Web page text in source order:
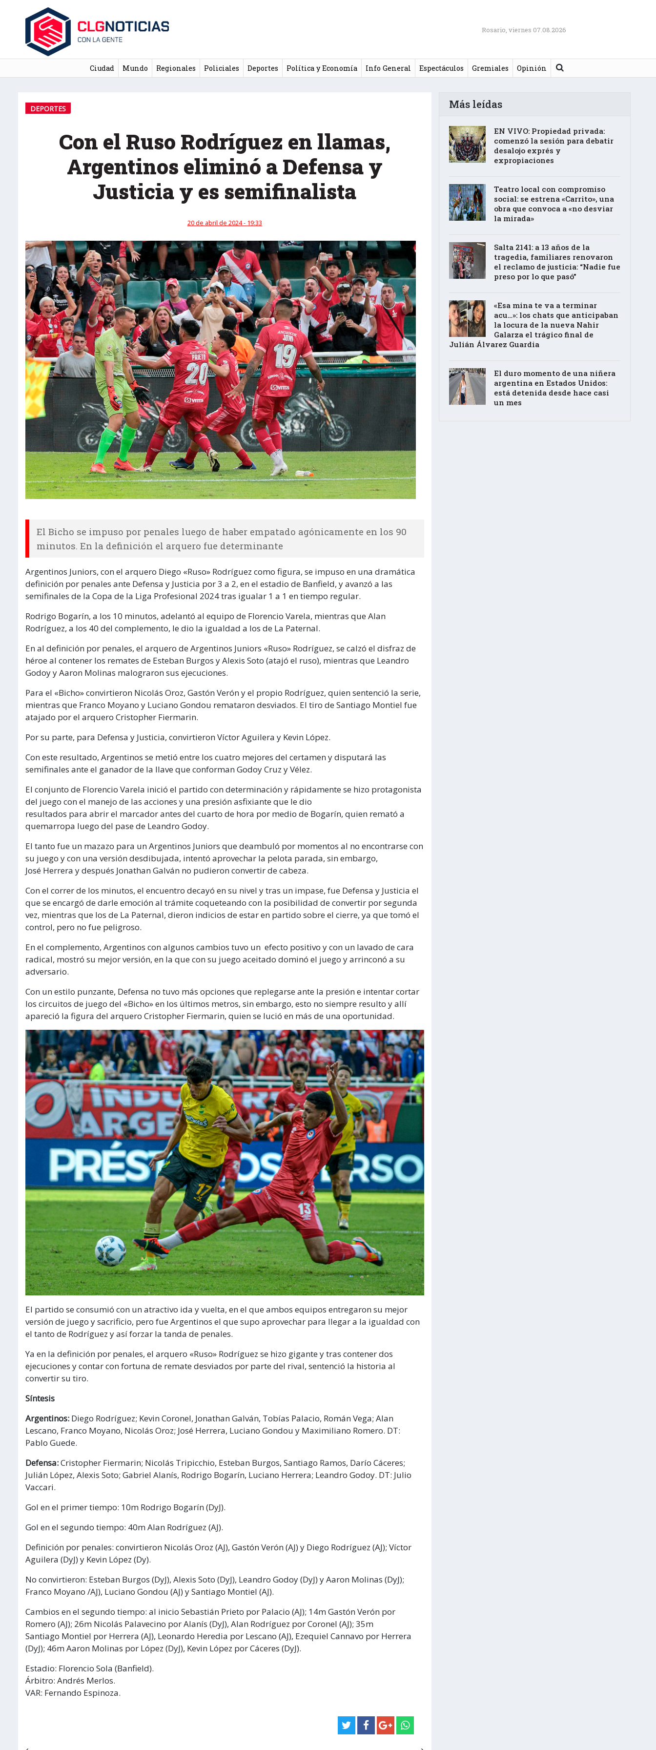
Rosario, viernes 07.08.2026
Ciudad Mundo Regionales Policiales Deportes Política y Economía Info General Espectáculos Gremiales Opinión Buscar
DEPORTES
Con el Ruso Rodríguez en llamas,
Argentinos eliminó a Defensa y
Justicia y es semifinalista
20 de abril de 2024 - 19:33
El Bicho se impuso por penales luego de haber empatado agónicamente en los 90
minutos. En la definición el arquero fue determinante
Argentinos Juniors, con el arquero Diego «Ruso» Rodríguez como figura, se impuso en una dramática
definición por penales ante Defensa y Justicia por 3 a 2, en el estadio de Banfield, y avanzó a las
semifinales de la Copa de la Liga Profesional 2024 tras igualar 1 a 1 en tiempo regular.
Rodrigo Bogarín, a los 10 minutos, adelantó al equipo de Florencio Varela, mientras que Alan
Rodríguez, a los 40 del complemento, le dio la igualdad a los de La Paternal.
En al definición por penales, el arquero de Argentinos Juniors «Ruso» Rodríguez, se calzó el disfraz de
héroe al contener los remates de Esteban Burgos y Alexis Soto (atajó el ruso), mientras que Leandro
Godoy y Aaron Molinas malograron sus ejecuciones.
Para el «Bicho» convirtieron Nicolás Oroz, Gastón Verón y el propio Rodríguez, quien sentenció la serie,
mientras que Franco Moyano y Luciano Gondou remataron desviados. El tiro de Santiago Montiel fue
atajado por el arquero Cristopher Fiermarin.
Por su parte, para Defensa y Justicia, convirtieron Víctor Aguilera y Kevin López.
Con este resultado, Argentinos se metió entre los cuatro mejores del certamen y disputará las
semifinales ante el ganador de la llave que conforman Godoy Cruz y Vélez.
El conjunto de Florencio Varela inició el partido con determinación y rápidamente se hizo protagonista
del juego con el manejo de las acciones y una presión asfixiante que le dio
resultados para abrir el marcador antes del cuarto de hora por medio de Bogarín, quien remató a
quemarropa luego del pase de Leandro Godoy.
El tanto fue un mazazo para un Argentinos Juniors que deambuló por momentos al no encontrarse con
su juego y con una versión desdibujada, intentó aprovechar la pelota parada, sin embargo,
José Herrera y después Jonathan Galván no pudieron convertir de cabeza.
Con el correr de los minutos, el encuentro decayó en su nivel y tras un impase, fue Defensa y Justicia el
que se encargó de darle emoción al trámite coqueteando con la posibilidad de convertir por segunda
vez, mientras que los de La Paternal, dieron indicios de estar en partido sobre el cierre, ya que tomó el
control, pero no fue peligroso.
En el complemento, Argentinos con algunos cambios tuvo un efecto positivo y con un lavado de cara
radical, mostró su mejor versión, en la que con su juego aceitado dominó el juego y arrinconó a su
adversario.
Con un estilo punzante, Defensa no tuvo más opciones que replegarse ante la presión e intentar cortar
los circuitos de juego del «Bicho» en los últimos metros, sin embargo, esto no siempre resulto y allí
apareció la figura del arquero Cristopher Fiermarin, quien se lució en más de una oportunidad.
El partido se consumió con un atractivo ida y vuelta, en el que ambos equipos entregaron su mejor
versión de juego y sacrificio, pero fue Argentinos el que supo aprovechar para llegar a la igualdad con
el tanto de Rodríguez y así forzar la tanda de penales.
Ya en la definición por penales, el arquero «Ruso» Rodríguez se hizo gigante y tras contener dos
ejecuciones y contar con fortuna de remate desviados por parte del rival, sentenció la historia al
convertir su tiro.
Síntesis
Argentinos: Diego Rodríguez; Kevin Coronel, Jonathan Galván, Tobías Palacio, Román Vega; Alan
Lescano, Franco Moyano, Nicolás Oroz; José Herrera, Luciano Gondou y Maximiliano Romero. DT:
Pablo Guede.
Defensa:Cristopher Fiermarin; Nicolás Tripicchio, Esteban Burgos, Santiago Ramos, Darío Cáceres;
Julián López, Alexis Soto; Gabriel Alanís, Rodrigo Bogarín, Luciano Herrera; Leandro Godoy. DT: Julio
Vaccari.
Gol en el primer tiempo: 10m Rodrigo Bogarín (DyJ).
Gol en el segundo tiempo: 40m Alan Rodríguez (AJ).
Definición por penales: convirtieron Nicolás Oroz (AJ), Gastón Verón (AJ) y Diego Rodríguez (AJ); Víctor
Aguilera (DyJ) y Kevin López (Dy).
No convirtieron: Esteban Burgos (DyJ), Alexis Soto (DyJ), Leandro Godoy (DyJ) y Aaron Molinas (DyJ);
Franco Moyano /AJ), Luciano Gondou (AJ) y Santiago Montiel (AJ).
Cambios en el segundo tiempo: al inicio Sebastián Prieto por Palacio (AJ); 14m Gastón Verón por
Romero (AJ); 26m Nicolás Palavecino por Alanís (DyJ), Alan Rodríguez por Coronel (AJ); 35m
Santiago Montiel por Herrera (AJ), Leonardo Heredia por Lescano (AJ), Ezequiel Cannavo por Herrera
(DyJ); 46m Aaron Molinas por López (DyJ), Kevin López por Cáceres (DyJ).
Estadio: Florencio Sola (Banfield).
Árbitro: Andrés Merlos.
VAR: Fernando Espinoza.
Más leídas
EN VIVO: Propiedad privada:
comenzó la sesión para debatir
desalojo exprés y
expropiaciones
Teatro local con compromiso
social: se estrena «Carrito», una
obra que convoca a «no desviar
la mirada»
Salta 2141: a 13 años de la
tragedia, familiares renovaron
el reclamo de justicia: “Nadie fue
preso por lo que pasó”
«Esa mina te va a terminar
acu…»: los chats que anticipaban
la locura de la nueva Nahir
Galarza el trágico final de
Julián Álvarez Guardia
El duro momento de una niñera
argentina en Estados Unidos:
está detenida desde hace casi
un mes